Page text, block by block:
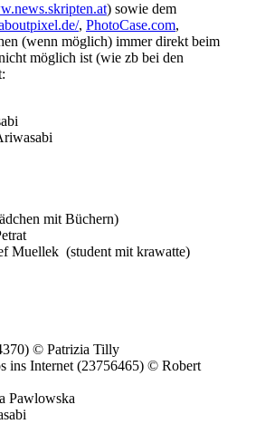
) sowie dem
, PhotoCase.com,
(wenn möglich) immer direkt beim
möglich ist (wie zb bei den
mit Büchern)
Muellek (student mit krawatte)
© Patrizia Tilly
ins Internet (23756465) © Robert
Pawlowska